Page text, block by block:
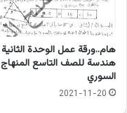
هام..ورقة عمل الوحدة الثانية
هندسة للصف التاسع المنهاج
السوري
2021-11-20